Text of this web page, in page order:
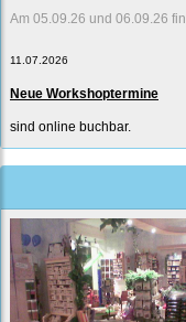
Am 05.09.26 und 06.09.26
11.07.2026
Neue Workshoptermine
sind online buchbar.